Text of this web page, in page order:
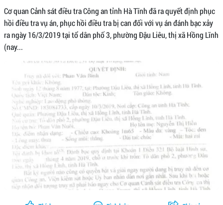
Cơ quan Cảnh sát điều tra Công an tỉnh Hà Tĩnh đã ra quyết định phục
hồi điều tra vụ án, phục hồi điều tra bị can đối với vụ án đánh bạc xảy
ra ngày 16/3/2019 tại tổ dân phố 3, phường Đậu Liêu, thị xã Hồng Lĩnh
(nay...